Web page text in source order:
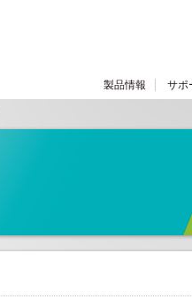
製品情報 サポ